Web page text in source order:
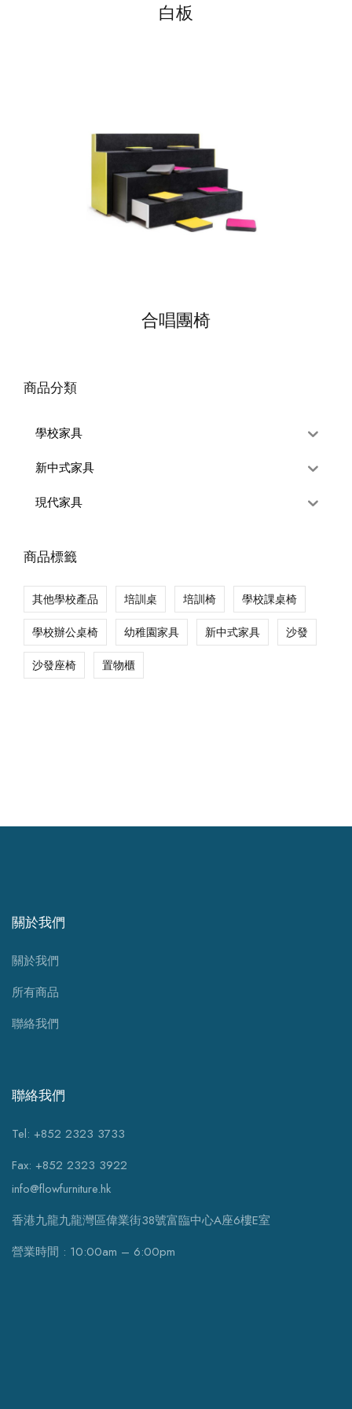
商品分類
學校家具
新中式家具
現代家具
商品標籤
其他學校產品 培訓桌 培訓椅 學校課桌椅
學校辦公桌椅 幼稚園家具 新中式家具 沙發
沙發座椅 置物櫃
白板
合唱團椅
關於我們
關於我們
所有商品
聯絡我們
聯絡我們
Tel: +852 2323 3733
Fax: +852 2323 3922
info@flowfurniture.hk
香港九龍九龍灣區偉業街38號富臨中心A座6樓E室
營業時間 : 10:00am – 6:00pm